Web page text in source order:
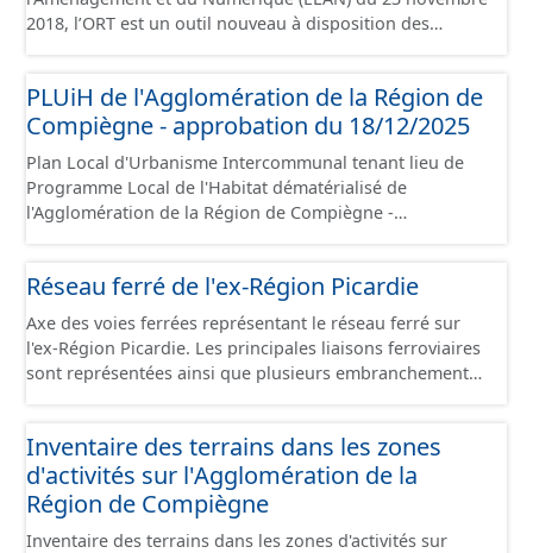
2018, l’ORT est un outil nouveau à disposition des
économique et social, pour lutter prioritairement contre
la dévitalisation des centres-villes. L’ORT vise une
requalification d’ensemble d’un centre-ville dont elle
facilite la rénovation du parc de logements, de locaux
commerciaux et artisanaux, et plus globalement le tissu
urbain, pour créer un cadre de vie attractif propice au
données contient le périmètre sur l'Agglomération de la
Région de Compiègne, situé sur les communes de
Compiègne, de Margny-lès-Compiègne et de Venette.
PLUiH de l'Agglomération de la Région de
Compiègne - approbation du 18/12/2025
Plan Local d'Urbanisme Intercommunal tenant lieu de
Programme Local de l'Habitat dématérialisé de
l'Agglomération de la Région de Compiègne -
de Compiègne et de la Basse Automne. Ce PLUiH est
numérisé conformément aux prescriptions nationales
du CNIG et contient les pièces administratives, le rapport
de présentation, le PADD, les règlements écrits et
graphiques, les annexes, les OAP et les données
de ces données, il est rappelé que seuls les documents
papiers font foi et sont opposables d'un point de vue
juridique.
Réseau ferré de l'ex-Région Picardie
Axe des voies ferrées représentant le réseau ferré sur
l'ex-Région Picardie. Les principales liaisons ferroviaires
sont représentées ainsi que plusieurs embranchements
sont désaffectées mais sont toujours physiquement
présentes sur le terrain.
Inventaire des terrains dans les zones
d'activités sur l'Agglomération de la
Région de Compiègne
Inventaire des terrains dans les zones d'activités sur